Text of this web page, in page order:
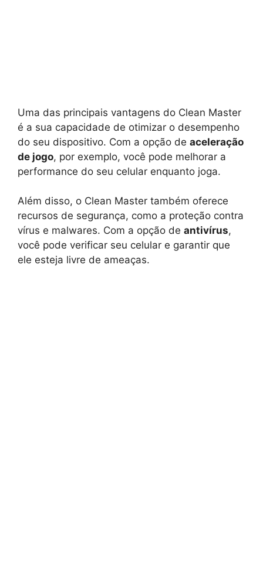
Uma das principais vantagens do Clean Master
é a sua capacidade de otimizar o desempenho
do seu dispositivo. Com a opção de aceleração
de jogo, por exemplo, você pode melhorar a
performance do seu celular enquanto joga.
Além disso, o Clean Master também oferece
recursos de segurança, como a proteção contra
vírus e malwares. Com a opção de antivírus,
você pode verificar seu celular e garantir que
ele esteja livre de ameaças.